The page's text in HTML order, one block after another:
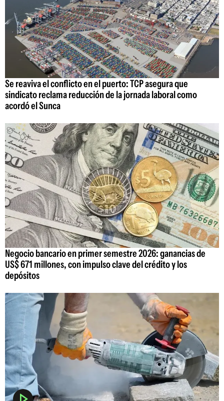
Se reaviva el conflicto en el puerto: TCP asegura que
sindicato reclama reducción de la jornada laboral como
acordó el Sunca
Negocio bancario en primer semestre 2026: ganancias de
US$ 671 millones, con impulso clave del crédito y los
depósitos